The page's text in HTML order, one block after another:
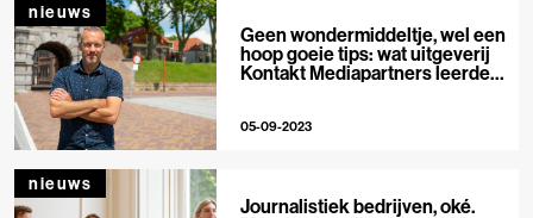
nieuws
Geen wondermiddeltje, wel een
hoop goeie tips: wat uitgeverij
Kontakt Mediapartners leerde
05-09-2023
nieuws
Journalistiek bedrijven, oké.